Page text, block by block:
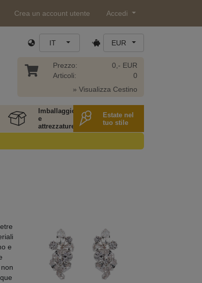
Crea un account utente Accedi
IT EUR
Prezzo:
Articoli:
0,- EUR
0
» Visualizza Cestino
Imballaggio
e
attrezzature
Estate nel
tuo stile
e